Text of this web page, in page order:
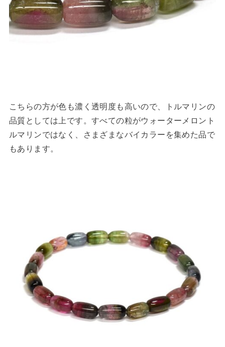
こちらの方が色も濃く透明度も高いので、トルマリンの
品質としては上です。すべての粒がウォーターメロント
ルマリンではなく、さまざまなバイカラーを集めた品で
もあります。